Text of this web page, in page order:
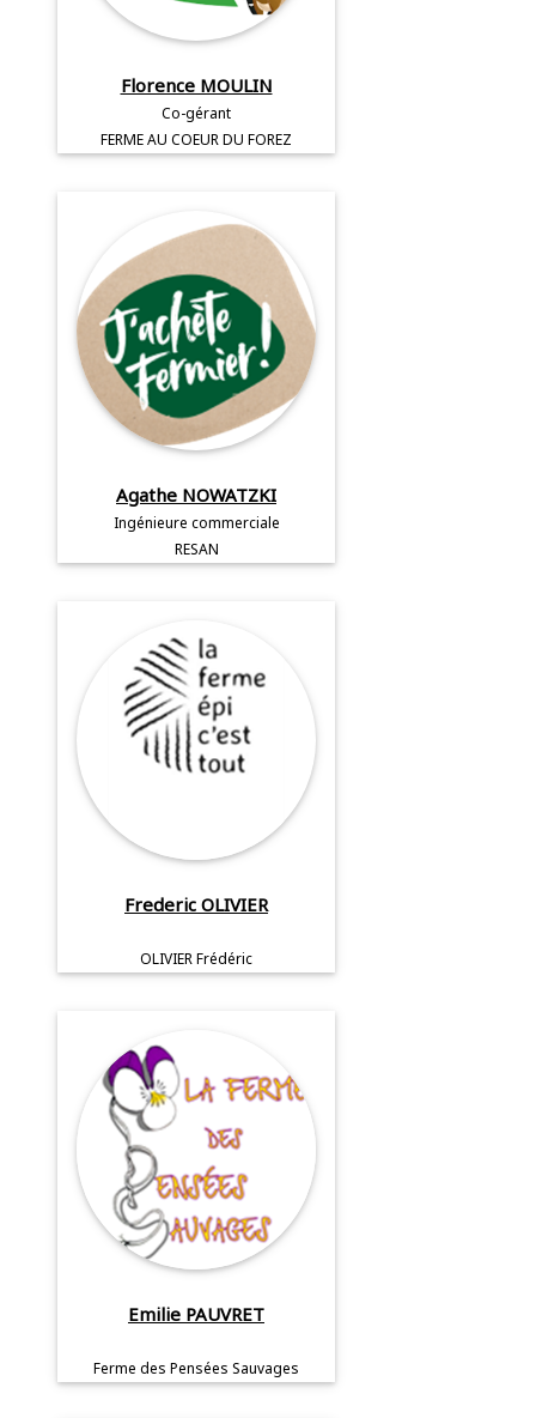
Florence MOULIN
Co-gérant
FERME AU COEUR DU FOREZ
Agathe NOWATZKI
Ingénieure commerciale
RESAN
Frederic OLIVIER
OLIVIER Frédéric
Emilie PAUVRET
Ferme des Pensées Sauvages